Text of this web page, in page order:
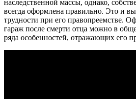
наследственной массы, однако,
всегда оформлена правильно. Это и
трудности при его правопреемстве.
гараж после смерти отца можно в
ряда особенностей, отражающих его